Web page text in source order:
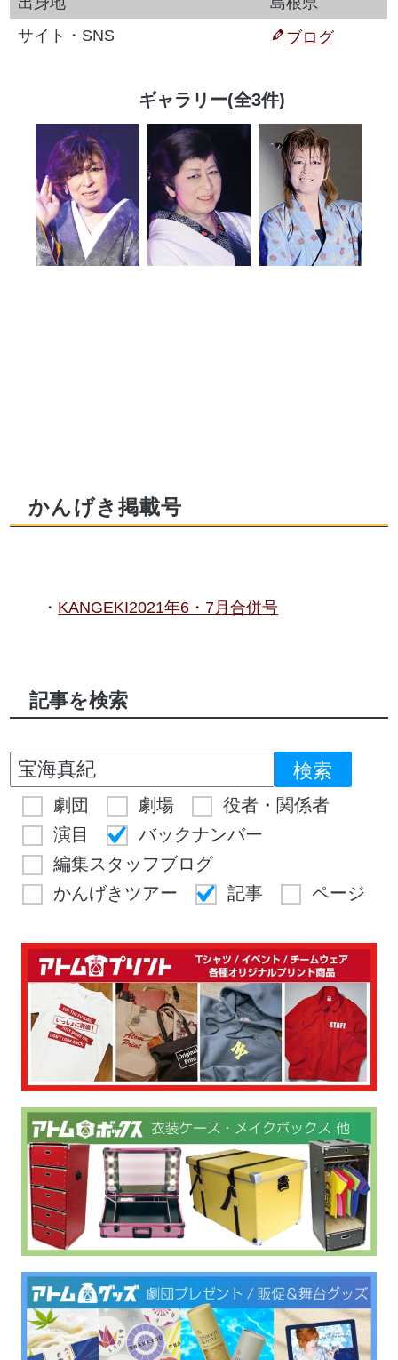
サイト・SNS
ブログ
ギャラリー(全3件)
かんげき掲載号
KANGEKI2021年6・7月合併号
記事を検索
劇団 劇場
役者・関係者
演目
バックナンバー
編集スタッフブログ
かんげきツアー
記事 ページ